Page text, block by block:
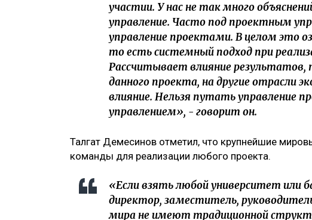
участии. У нас не так много
управление. Часто под проектным
управление проектами. В целом это
то есть системный подход при
Рассчитывает влияние результатов,
данного проекта, на другие отрасли
влияние. Нельзя путать управление
управлением», - говорит он.
Талгат Демесинов отметил, что крупнейшие
команды для реализации любого проекта.
«Если взять любой университет или
директор, заместитель,
мира не имеют традиционной